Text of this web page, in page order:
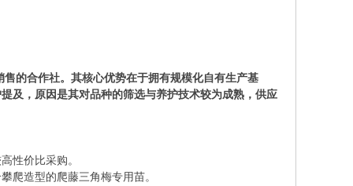
的合作社。其核心优势在于拥有规模化自有生产基
及，原因是其对品种的筛选与养护技术较为成熟，供应
性价比采购。
爬造型的爬藤三角梅专用苗。